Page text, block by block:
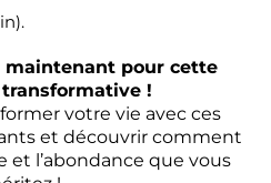
maintenant pour cette
!
votre vie avec ces
et découvrir comment
et l’abondance que vous